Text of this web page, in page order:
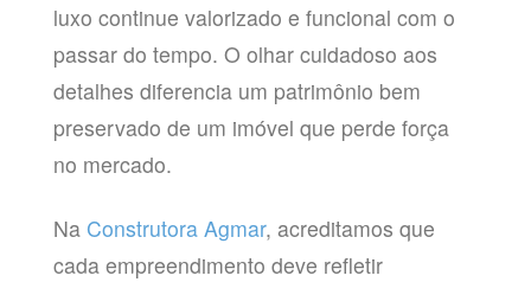
luxo continue valorizado e funcional com o
passar do tempo. O olhar cuidadoso aos
detalhes diferencia um patrimônio bem
preservado de um imóvel que perde força
no mercado.
Na Construtora Agmar, acreditamos que
cada empreendimento deve refletir